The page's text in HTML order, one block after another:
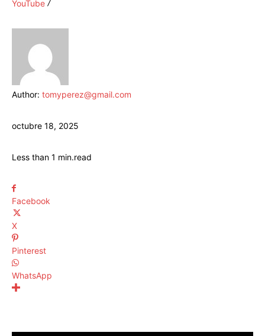
YouTube
Author: tomyperez@gmail.com
octubre 18, 2025
Less than 1 min.read
Facebook
X
Pinterest
WhatsApp